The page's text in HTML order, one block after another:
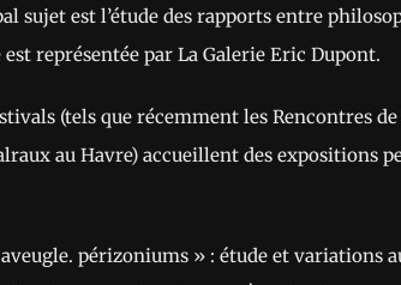
sujet est l’étude des rapports entre
représentée par La Galerie Eric Dupont.
(tels que récemment les Rencontres
au Havre) accueillent des expositions
périzoniums » : étude et variations